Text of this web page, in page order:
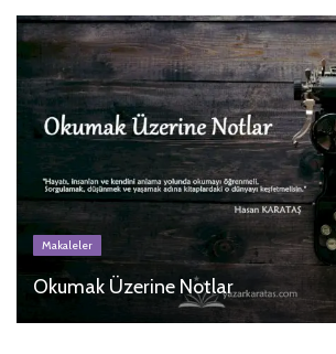
Makaleler
Okumak Üzerine Notlar